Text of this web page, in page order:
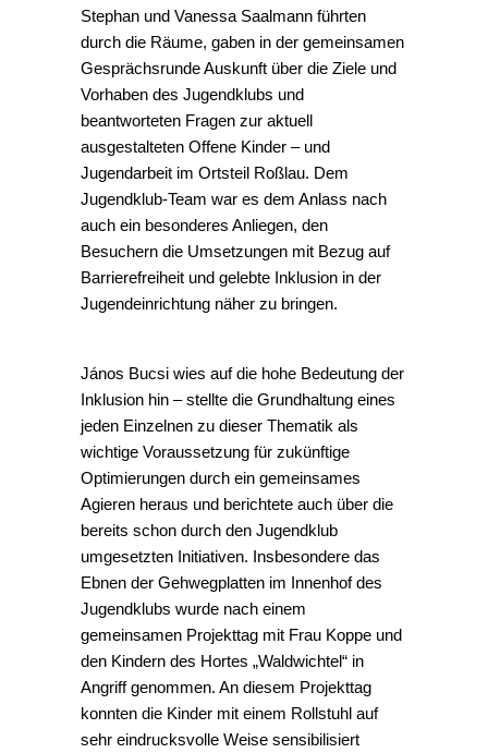
Stephan und Vanessa Saalmann führten
durch die Räume, gaben in der gemeinsamen
Gesprächsrunde Auskunft über die Ziele und
Vorhaben des Jugendklubs und
beantworteten Fragen zur aktuell
ausgestalteten Offene Kinder – und
Jugendarbeit im Ortsteil Roßlau. Dem
Jugendklub-Team war es dem Anlass nach
auch ein besonderes Anliegen, den
Besuchern die Umsetzungen mit Bezug auf
Barrierefreiheit und gelebte Inklusion in der
Jugendeinrichtung näher zu bringen.
János Bucsi wies auf die hohe Bedeutung der
Inklusion hin – stellte die Grundhaltung eines
jeden Einzelnen zu dieser Thematik als
wichtige Voraussetzung für zukünftige
Optimierungen durch ein gemeinsames
Agieren heraus und berichtete auch über die
bereits schon durch den Jugendklub
umgesetzten Initiativen. Insbesondere das
Ebnen der Gehwegplatten im Innenhof des
Jugendklubs wurde nach einem
gemeinsamen Projekttag mit Frau Koppe und
den Kindern des Hortes „Waldwichtel“ in
Angriff genommen. An diesem Projekttag
konnten die Kinder mit einem Rollstuhl auf
sehr eindrucksvolle Weise sensibilisiert